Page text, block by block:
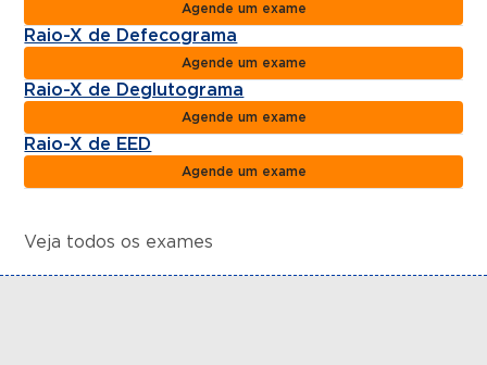
Agende um exame
Raio-X de Defecograma
Agende um exame
Raio-X de Deglutograma
Agende um exame
Raio-X de EED
Agende um exame
Veja todos os exames